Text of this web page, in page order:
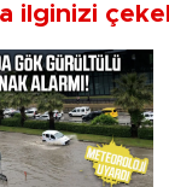
ilginizi